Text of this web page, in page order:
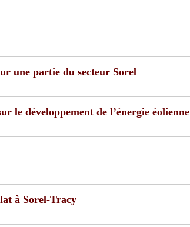
une partie du secteur Sorel
le développement de l’énergie éolienne
à Sorel-Tracy